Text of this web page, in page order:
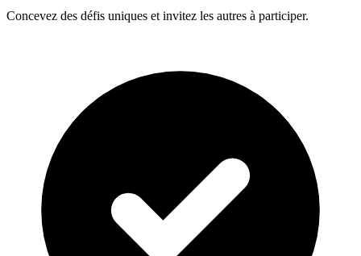
Concevez des défis uniques et invitez les autres à participer.